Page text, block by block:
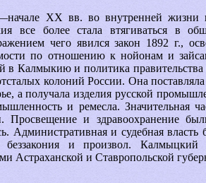
XX вв. во внутренней жизни
все более стала втягиваться в
чего явился закон 1892 г.,
по отношению к нойонам и
в Калмыкию и политика
колоний России. Она
а получала изделия русской
и ремесла. Значительная
Просвещение и здравоохранение
Административная и судебная власть
беззакония и произвол.
Астраханской и Ставропольской